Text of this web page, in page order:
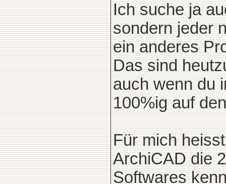
Ich suche ja
sondern jeder
ein anderes
Das sind
auch wenn du
100%ig auf
Für mich
ArchiCAD die
Softwares